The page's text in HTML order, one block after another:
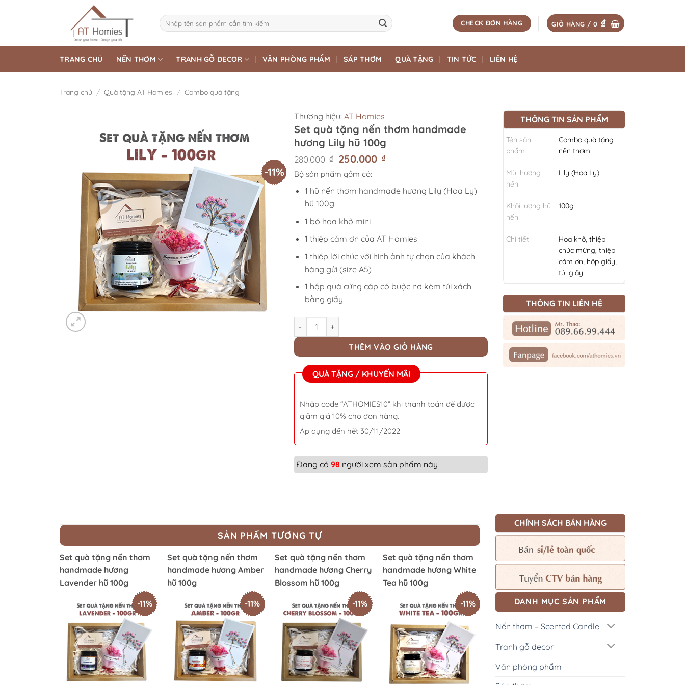
dung
Tìm
kiếm:
CHECK ĐƠN HÀNG GIỎ HÀNG / 0 ₫
TRANG CHỦ NẾN THƠM TRANH GỖ DECOR VĂN PHÒNG PHẨM SÁP THƠM QUÀ TẶNG TIN TỨC LIÊN HỆ
Trang chủ / Quà tặng AT Homies / Combo quà tặng
-11%
Thương hiệu: AT Homies
Set quà tặng nến thơm handmade
hương Lily hũ 100g
280.000₫ Giá
gốc
là:
250.000 ₫
250.000 ₫.
Bộ sản phẩm gồm có:
1 hũ nến thơm handmade hương Lily (Hoa Ly)
hũ 100g
1 bó hoa khô mini
1 thiệp cám ơn của AT Homies
1 thiệp lời chúc với hình ảnh tự chọn của khách
hàng gửi (size A5)
1 hộp quà cứng cáp có buộc nơ kèm túi xách
bằng giấy
Set quà tặng nến thơm handmade hương Lily hũ 100g số lượng
THÊM VÀO GIỎ HÀNG
QUÀ TẶNG / KHUYẾN MÃI
Nhập code “ATHOMIES10” khi thanh toán để được
giảm giá 10% cho đơn hàng.
Áp dụng đến hết 30/11/2022
Đang có 98 người xem sản phẩm này
THÔNG TIN SẢN PHẨM
Tên sản
phẩm
Combo quà tặng
nến thơm
Mùi hương
nến
Lily (Hoa Ly)
Khối lượng hũ
nến
100g
Chi tiết
Hoa khô, thiệp
chúc mừng, thiệp
cám ơn, hộp giấy,
túi giấy
THÔNG TIN LIÊN HỆ
SẢN PHẨM TƯƠNG TỰ
-11%
Set quà tặng nến thơm
handmade hương
Lavender hũ 100g
-11%
Set quà tặng nến thơm
handmade hương Amber
hũ 100g
-11%
Set quà tặng nến thơm
handmade hương Cherry
Blossom hũ 100g
-11%
Set quà tặng nến thơm
handmade hương White
Tea hũ 100g
CHÍNH SÁCH BÁN HÀNG
DANH MỤC SẢN PHẨM
Nến thơm – Scented Candle
Tranh gỗ decor
Văn phòng phẩm